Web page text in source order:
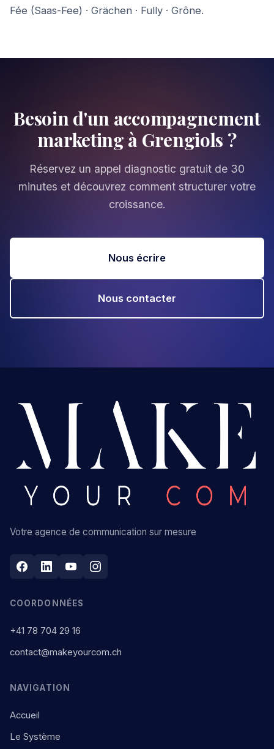
Fée (Saas-Fee) · Grächen · Fully · Grône.
Besoin d'un accompagnement
marketing à Grengiols ?
Réservez un appel diagnostic gratuit de 30
minutes et découvrez comment structurer votre
croissance.
Nous écrire
Nous contacter
Votre agence de communication sur mesure
COORDONNÉES
+41 78 704 29 16
contact@makeyourcom.ch
NAVIGATION
Accueil
Le Système